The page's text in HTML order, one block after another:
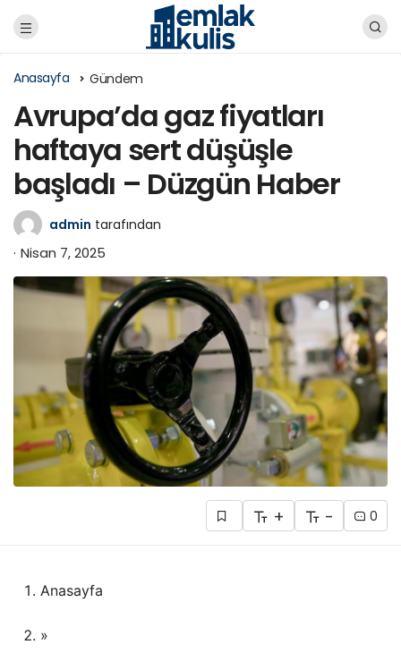
Anasayfa Gündem
Avrupa’da gaz fiyatları
haftaya sert düşüşle
başladı – Düzgün Haber
admin tarafından
Nisan 7, 2025
+ - 0
Anasayfa
»